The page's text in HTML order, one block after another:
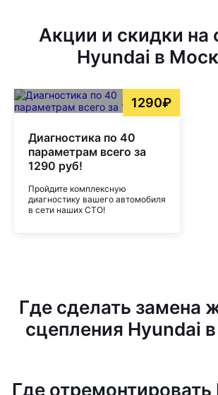
Акции и скидки на
Hyundai в
1290₽
Диагностика по 40
параметрам всего за
1290 руб!
Пройдите комплексную
диагностику вашего автомобиля
в сети наших СТО!
Где сделать замена
сцепления Hyundai
Где отремонтировать